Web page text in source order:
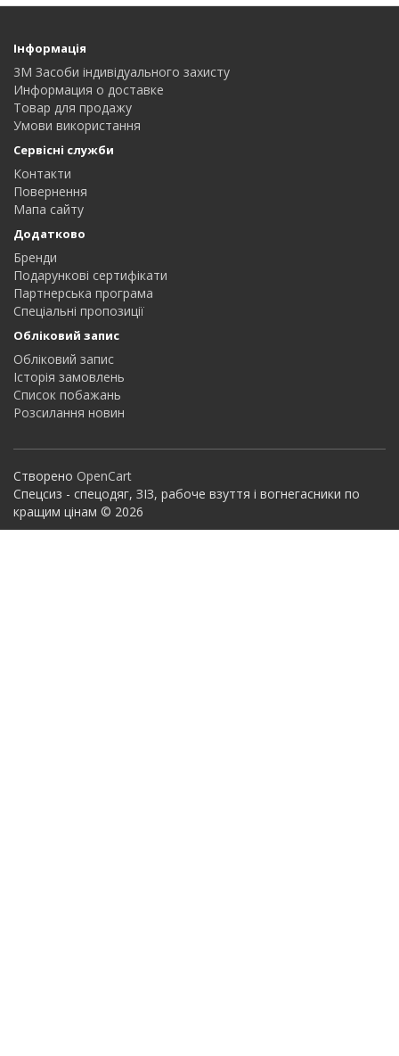
Інформація
3M Засоби індивідуального захисту
Информация о доставке
Товар для продажу
Умови використання
Сервісні служби
Контакти
Повернення
Мапа сайту
Додатково
Бренди
Подарункові сертифікати
Партнерська програма
Спеціальні пропозиції
Обліковий запис
Обліковий запис
Історія замовлень
Список побажань
Розсилання новин
Створено OpenCart
Спецсиз - спецодяг, ЗІЗ, рабоче взуття і вогнегасники по
кращим цінам © 2026